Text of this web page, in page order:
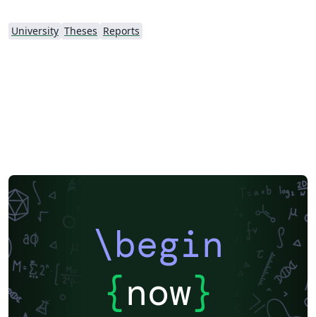
University Theses Reports
\begin
{now}